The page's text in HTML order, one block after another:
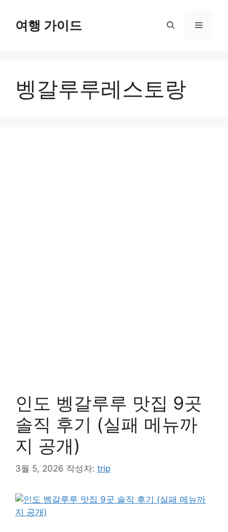
여행 가이드 메
벵갈루루레스토랑
인도 벵갈루루 맛집 9곳
솔직 후기 (실패 메뉴까
지 공개)
3월 5, 2026 작성자: trip